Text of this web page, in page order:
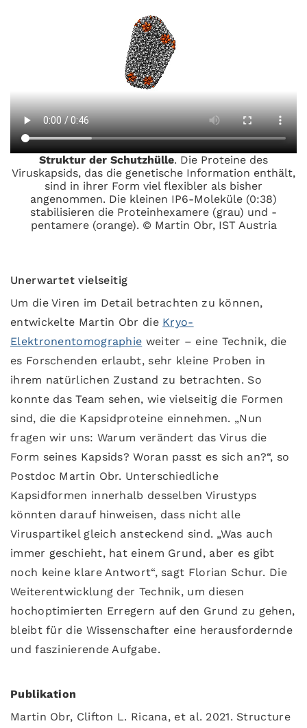
Struktur der Schutzhülle. Die Proteine des
Viruskapsids, das die genetische Information enthält,
sind in ihrer Form viel flexibler als bisher
angenommen. Die kleinen IP6-Moleküle (0:38)
stabilisieren die Proteinhexamere (grau) und -
pentamere (orange). © Martin Obr, IST Austria
Unerwartet vielseitig
Um die Viren im Detail betrachten zu können,
entwickelte Martin Obr die Kryo-
Elektronentomographie weiter – eine Technik, die
es Forschenden erlaubt, sehr kleine Proben in
ihrem natürlichen Zustand zu betrachten. So
konnte das Team sehen, wie vielseitig die Formen
sind, die die Kapsidproteine einnehmen. „Nun
fragen wir uns: Warum verändert das Virus die
Form seines Kapsids? Woran passt es sich an?“, so
Postdoc Martin Obr. Unterschiedliche
Kapsidformen innerhalb desselben Virustyps
könnten darauf hinweisen, dass nicht alle
Viruspartikel gleich ansteckend sind. „Was auch
immer geschieht, hat einem Grund, aber es gibt
noch keine klare Antwort“, sagt Florian Schur. Die
Weiterentwicklung der Technik, um diesen
hochoptimierten Erregern auf den Grund zu gehen,
bleibt für die Wissenschafter eine herausfordernde
und faszinierende Aufgabe.
Publikation
Martin Obr, Clifton L. Ricana, et al. 2021. Structure